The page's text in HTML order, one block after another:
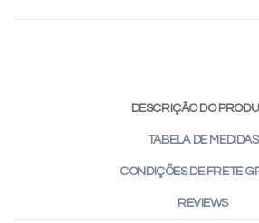
DESCRIÇÃO DO
TABELA DE MEDIDAS
CONDIÇÕES DE FRETE
REVIEWS